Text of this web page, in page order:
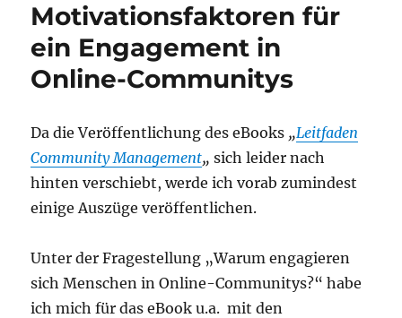
Networks…
Motivationsfaktoren für
ein Engagement in
Online-Communitys
Da die Veröffentlichung des eBooks „Leitfaden
Community Management„ sich leider nach
hinten verschiebt, werde ich vorab zumindest
einige Auszüge veröffentlichen.
Unter der Fragestellung „Warum engagieren
sich Menschen in Online-Communitys?“ habe
ich mich für das eBook u.a. mit den